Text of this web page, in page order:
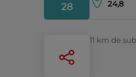
28 24,8
11 km de